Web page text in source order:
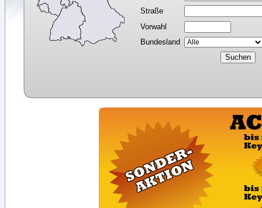
Straße
Vorwahl
Bundesland